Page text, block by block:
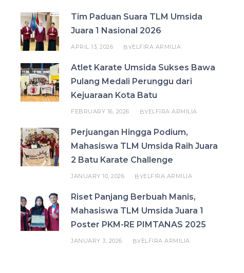
Tim Paduan Suara TLM Umsida
Juara 1 Nasional 2026
APRIL 13, 2026 BYELFIRA ARMILIA
Atlet Karate Umsida Sukses Bawa
Pulang Medali Perunggu dari
Kejuaraan Kota Batu
FEBRUARY 16, 2026 BYELFIRA ARMILIA
Perjuangan Hingga Podium,
Mahasiswa TLM Umsida Raih Juara
2 Batu Karate Challenge
JANUARY 10, 2026 BYELFIRA ARMILIA
Riset Panjang Berbuah Manis,
Mahasiswa TLM Umsida Juara 1
Poster PKM-RE PIMTANAS 2025
JANUARY 3, 2026 BYELFIRA ARMILIA